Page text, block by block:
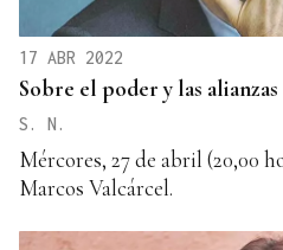
17 ABR 2022
Sobre el poder y las
S. N.
Mércores, 27 de abril (20,00
Marcos Valcárcel.